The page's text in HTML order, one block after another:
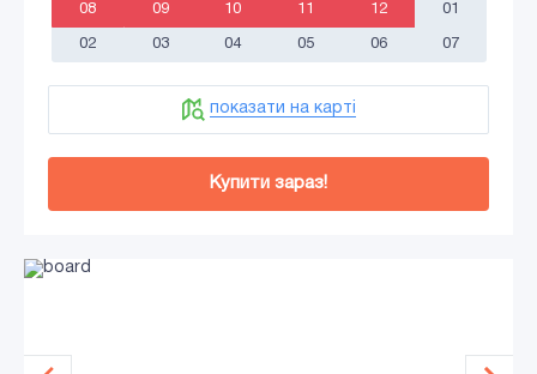
08 09 10 11 12 01
02 03 04 05 06 07
показати на карті
Купити зараз!